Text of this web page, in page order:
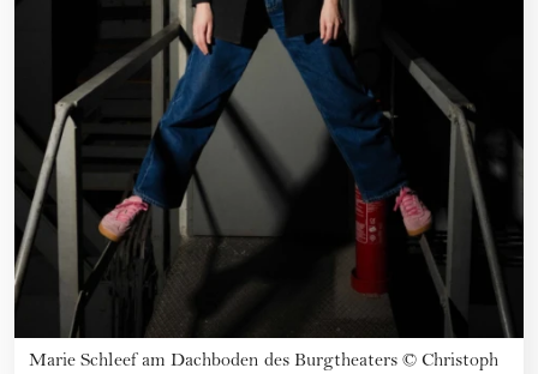
Marie Schleef am Dachboden des Burgtheaters © Christoph